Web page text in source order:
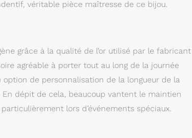
véritable pièce maîtresse de ce bijou.
grâce à la qualité de l’or utilisé par le fabricant
agréable à porter tout au long de la journée
de personnalisation de la longueur de la
dépit de cela, beaucoup vantent le maintien
lors d’événements spéciaux.